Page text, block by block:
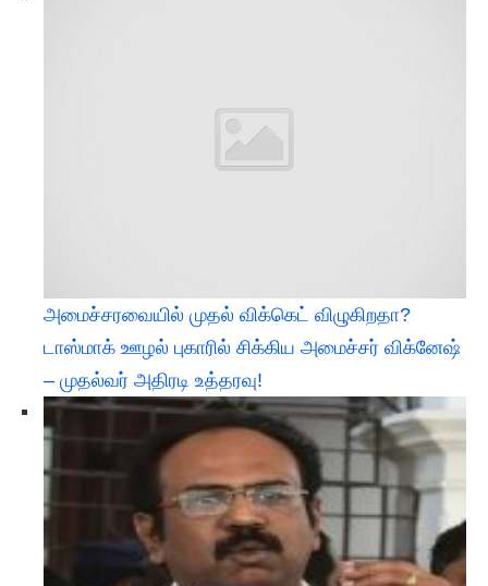
அமைச்சரவையில் முதல் விக்கெட் விழுகிறதா?
டாஸ்மாக் ஊழல் புகாரில் சிக்கிய அமைச்சர் விக்னேஷ்
– முதல்வர் அதிரடி உத்தரவு!